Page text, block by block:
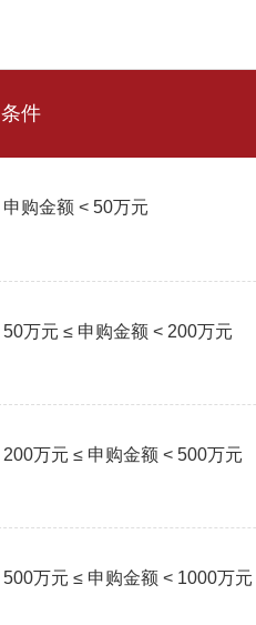
条件
申购金额 < 50万元
50万元 ≤ 申购金额 < 200万元
200万元 ≤ 申购金额 < 500万元
500万元 ≤ 申购金额 < 1000万元